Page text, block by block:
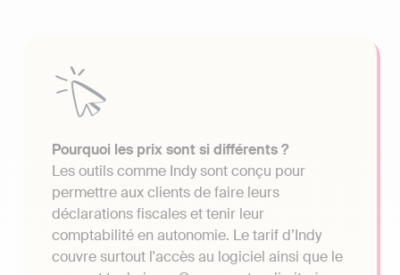
Pourquoi les prix sont si différents ?
Les outils comme Indy sont conçu pour
permettre aux clients de faire leurs
déclarations fiscales et tenir leur
comptabilité en autonomie. Le tarif d’Indy
couvre surtout l'accès au logiciel ainsi que le